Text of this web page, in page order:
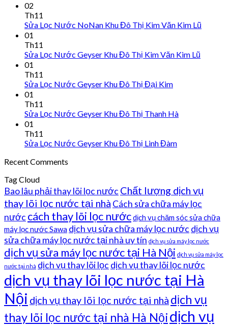
02
Th11
Sửa Lọc Nước NoNan Khu Đô Thị Kim Văn Kim Lũ
01
Th11
Sửa Lọc Nước Geyser Khu Đô Thị Kim Văn Kim Lũ
01
Th11
Sửa Lọc Nước Geyser Khu Đô Thị Đại Kim
01
Th11
Sửa Lọc Nước Geyser Khu Đô Thị Thanh Hà
01
Th11
Sửa Lọc Nước Geyser Khu Đô Thị Linh Đàm
Recent Comments
Tag Cloud
Bao lâu phải thay lõi lọc nước Chất lượng dịch vụ
thay lõi lọc nước tại nhà Cách sửa chữa máy lọc
nước cách thay lõi lọc nướcdịch vụ chăm sóc sửa chữa
máy lọc nước Sawa dịch vụ sửa chữa máy lọc nước dịch vụ
sửa chữa máy lọc nước tại nhà uy tín dịch vụ sửa máy lọc nước
dịch vụ sửa máy lọc nước tại Hà Nội dịch vụ sửa máy lọc
nước tại nhà dịch vụ thay lõi lọc dịch vụ thay lõi lọc nước
dịch vụ thay lõi lọc nước tại Hà
Nội dịch vụ thay lõi lọc nước tại nhà dịch vụ
thay lõi lọc nước tại nhà Hà Nộidịch vụ